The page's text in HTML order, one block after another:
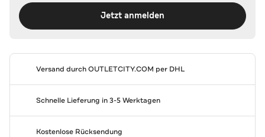
Jetzt anmelden
Versand durchOUTLETCITY.COM per DHL
Schnelle Lieferung in 3-5 Werktagen
Kostenlose Rücksendung